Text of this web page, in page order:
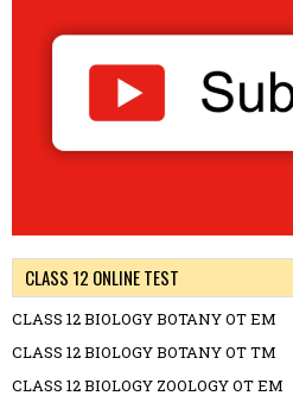
CLASS 12 ONLINE TEST
CLASS 12 BIOLOGY BOTANY OT EM
CLASS 12 BIOLOGY BOTANY OT TM
CLASS 12 BIOLOGY ZOOLOGY OT EM